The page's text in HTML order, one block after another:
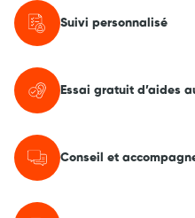
Suivi personnalisé
Essai gratuit d’aides
Conseil et